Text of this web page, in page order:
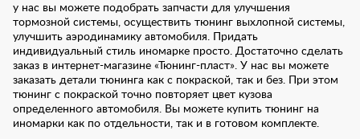
у нас вы можете подобрать запчасти для улучшения
тормозной системы, осуществить тюнинг выхлопной системы,
улучшить аэродинамику автомобиля. Придать
индивидуальный стиль иномарке просто. Достаточно сделать
заказ в интернет-магазине «Тюнинг-пласт». У нас вы можете
заказать детали тюнинга как с покраской, так и без. При этом
тюнинг с покраской точно повторяет цвет кузова
определенного автомобиля. Вы можете купить тюнинг на
иномарки как по отдельности, так и в готовом комплекте.